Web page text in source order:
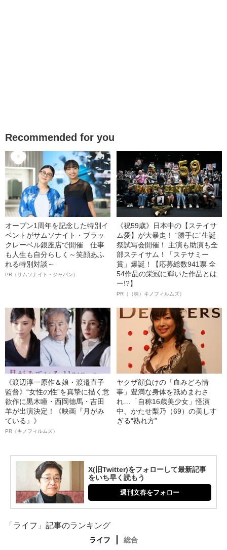
Recommended for you
オープン1周年を記念した特別イ
ベントがサムソナイト・ブラッ
クレーベル銀座店で開催 仕事
も人生も自分らしく～笑顔あふ
れる特別対談～
PR（サムソナイト・ジャパン）
《祝59歳》日本中の【ステイサ
ム愛】が大暴走！ “勝手に”生誕
祭試写会開催！ 主演も助演も全
部ステイサム！「ステサミー
賞」爆誕！【応募総数941票 全
54作品の栄冠に輝いた作品とは
ー!?】
PR（（株）キノフィルムズ）
《渡辺淳一原作＆娘・渡邉直子
監督》“女性の性”を真摯に描く意
欲作に黒木瞳・西岡德馬・吉田
羊が出演決定！《映画『月がみ
ている』》
PR（キノフィルムズ）
ヤクザ顔負けの「血みどろ情
事」豊満な身体を舐めまわさ
れ…「自称16歳美少女」怪演
中、かたせ梨乃（69）の美しす
ぎる“熟れ方”
X(旧Twitter)をフォローして最新記事
をいち早く読もう
週刊文春をフォロー
「ライフ」記事のランキング
ライフ 総合